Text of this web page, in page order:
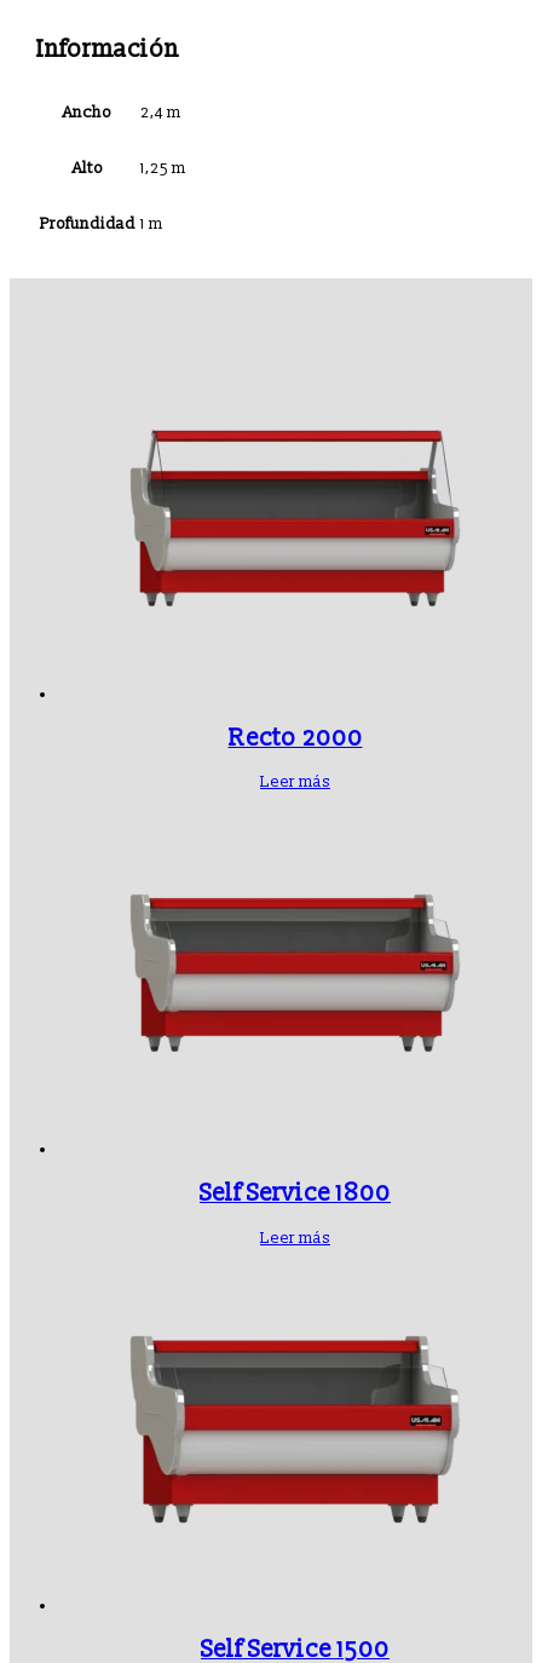
Información
Ancho 2,4 m
Alto 1,25 m
Profundidad 1 m
Recto 2000
Leer más
Self Service 1800
Leer más
Self Service 1500